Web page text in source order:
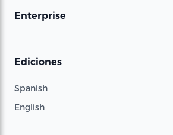
Enterprise
Ediciones
Spanish
English